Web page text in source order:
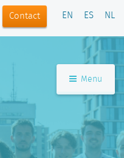
Contact EN ES NL
Menu